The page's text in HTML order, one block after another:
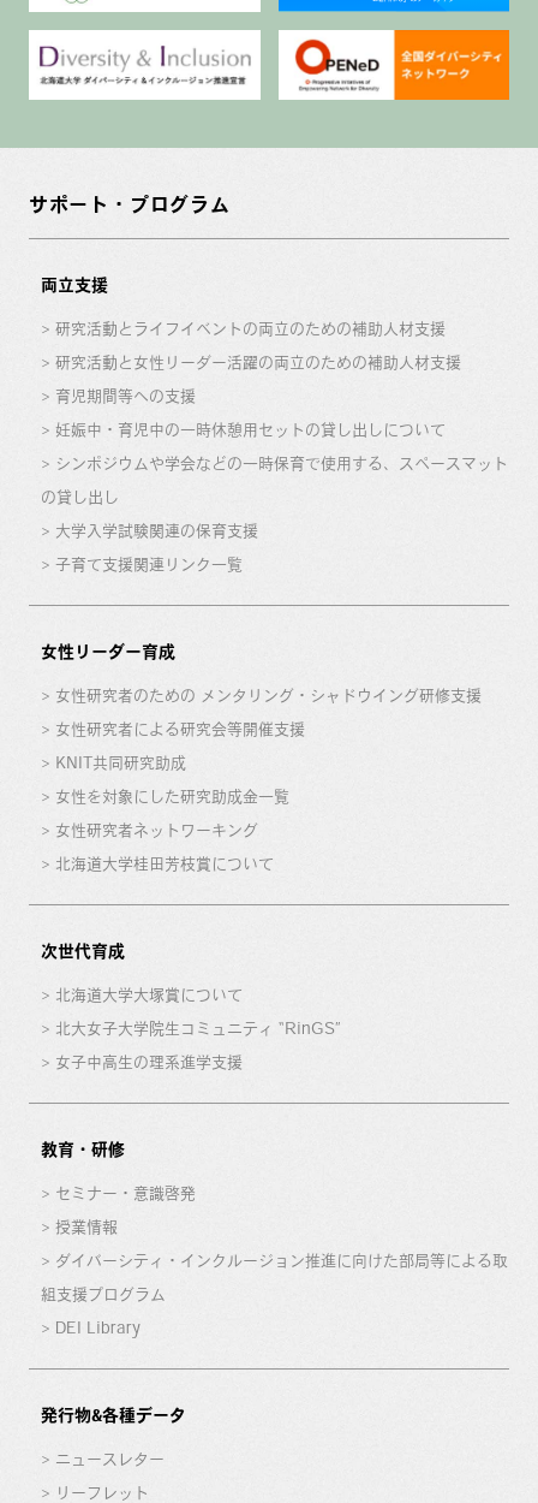
サポート・プログラム
両立支援
研究活動とライフイベントの両立のための補助人材支援
研究活動と女性リーダー活躍の両立のための補助人材支援
育児期間等への支援
妊娠中・育児中の一時休憩用セットの貸し出しについて
シンポジウムや学会などの一時保育で使用する、スペースマット
の貸し出し
大学入学試験関連の保育支援
子育て支援関連リンク一覧
女性リーダー育成
女性研究者のための メンタリング・シャドウイング研修支援
女性研究者による研究会等開催支援
KNIT共同研究助成
女性を対象にした研究助成金一覧
女性研究者ネットワーキング
北海道大学桂田芳枝賞について
次世代育成
北海道大学大塚賞について
北大女子大学院生コミュニティ “RinGS”
女子中高生の理系進学支援
教育・研修
セミナー・意識啓発
授業情報
ダイバーシティ・インクルージョン推進に向けた部局等による取
組支援プログラム
DEI Library
発行物&各種データ
ニュースレター
リーフレット